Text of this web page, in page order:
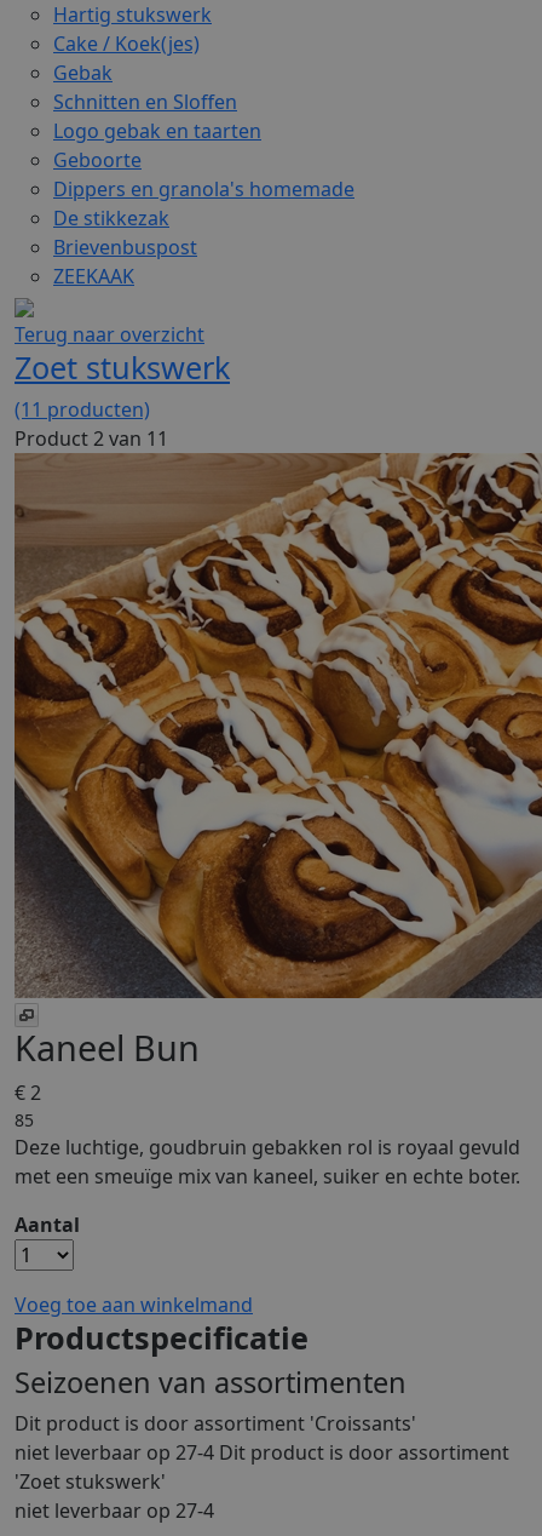
Hartig stukswerk
Cake / Koek(jes)
Gebak
Schnitten en Sloffen
Logo gebak en taarten
Geboorte
Dippers en granola's homemade
De stikkezak
Brievenbuspost
ZEEKAAK
Terug naar overzicht
Zoet stukswerk
(11 producten)
Product 2 van 11
Kaneel Bun
€ 2
85
Deze luchtige, goudbruin gebakken rol is royaal gevuld
met een smeuïge mix van kaneel, suiker en echte boter.
Aantal
Voeg toe aan winkelmand
Productspecificatie
Seizoenen van assortimenten
Dit product is door assortiment 'Croissants'
niet leverbaar op 27-4 Dit product is door assortiment
'Zoet stukswerk'
niet leverbaar op 27-4